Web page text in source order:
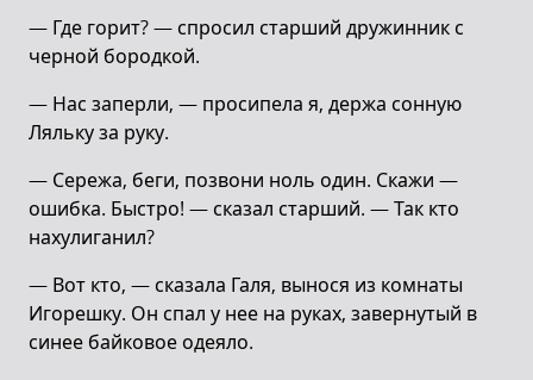
— Где горит? — спросил старший дружинник с
черной бородкой.
— Нас заперли, — просипела я, держа сонную
Ляльку за руку.
— Сережа, беги, позвони ноль один. Скажи —
ошибка. Быстро! — сказал старший. — Так кто
нахулиганил?
— Вот кто, — сказала Галя, вынося из комнаты
Игорешку. Он спал у нее на руках, завернутый в
синее байковое одеяло.